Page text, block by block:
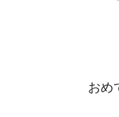
おめ